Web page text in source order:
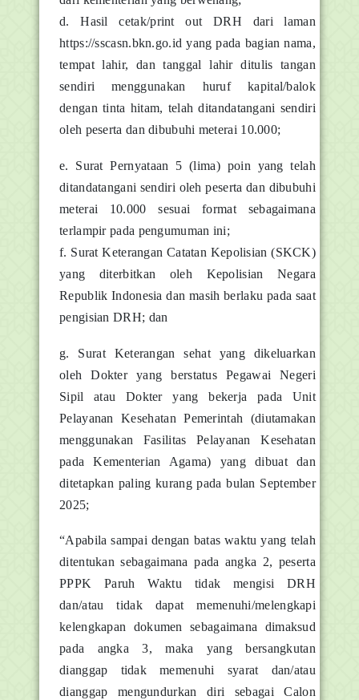
d. Hasil cetak/print out DRH dari laman
https://sscasn.bkn.go.id yang pada bagian nama,
tempat lahir, dan tanggal lahir ditulis tangan
sendiri menggunakan huruf kapital/balok
dengan tinta hitam, telah ditandatangani sendiri
oleh peserta dan dibubuhi meterai 10.000;
e. Surat Pernyataan 5 (lima) poin yang telah
ditandatangani sendiri oleh peserta dan dibubuhi
meterai 10.000 sesuai format sebagaimana
terlampir pada pengumuman ini;
f. Surat Keterangan Catatan Kepolisian (SKCK)
yang diterbitkan oleh Kepolisian Negara
Republik Indonesia dan masih berlaku pada saat
pengisian DRH; dan
g. Surat Keterangan sehat yang dikeluarkan
oleh Dokter yang berstatus Pegawai Negeri
Sipil atau Dokter yang bekerja pada Unit
Pelayanan Kesehatan Pemerintah (diutamakan
menggunakan Fasilitas Pelayanan Kesehatan
pada Kementerian Agama) yang dibuat dan
ditetapkan paling kurang pada bulan September
2025;
“Apabila sampai dengan batas waktu yang telah
ditentukan sebagaimana pada angka 2, peserta
PPPK Paruh Waktu tidak mengisi DRH
dan/atau tidak dapat memenuhi/melengkapi
kelengkapan dokumen sebagaimana dimaksud
pada angka 3, maka yang bersangkutan
dianggap tidak memenuhi syarat dan/atau
dianggap mengundurkan diri sebagai Calon